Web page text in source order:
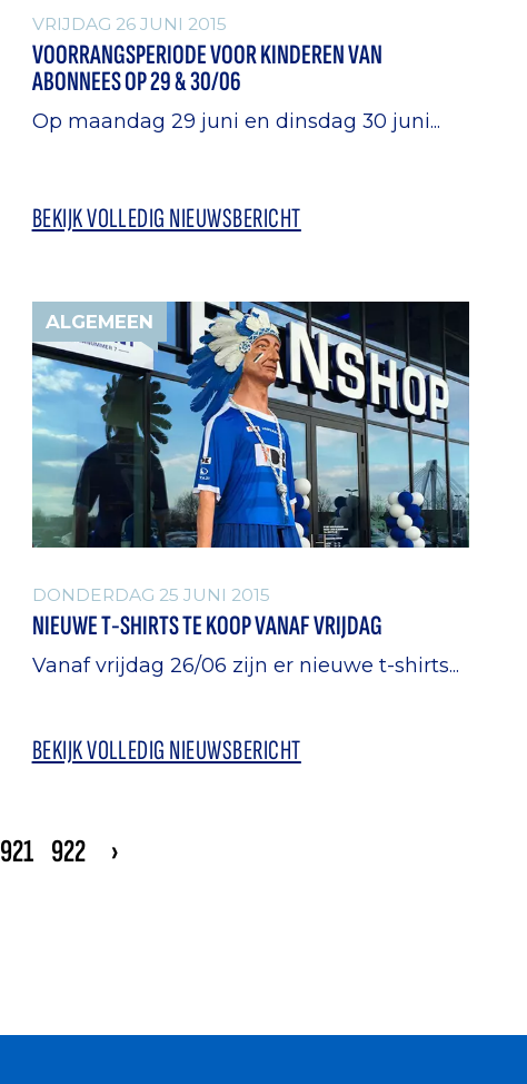
VRIJDAG 26 JUNI 2015
VOORRANGSPERIODE VOOR KINDEREN VAN
ABONNEES OP 29 & 30/06
Op maandag 29 juni en dinsdag 30 juni...
BEKIJK VOLLEDIG NIEUWSBERICHT
ALGEMEEN
DONDERDAG 25 JUNI 2015
NIEUWE T-SHIRTS TE KOOP VANAF VRIJDAG
Vanaf vrijdag 26/06 zijn er nieuwe t-shirts...
BEKIJK VOLLEDIG NIEUWSBERICHT
921 922 ›